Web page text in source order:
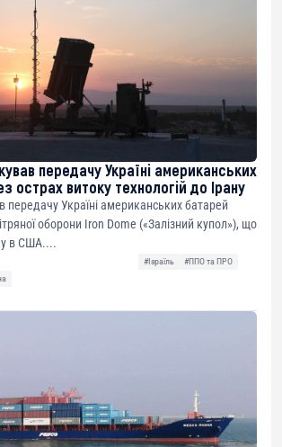
передачу Україні американських
острах витоку технологій до Ірану
передачу Україні американських батарей
оборони Iron Dome («Залізний купол»), що
в США....
#Ізраїль
#ППО та ПРО